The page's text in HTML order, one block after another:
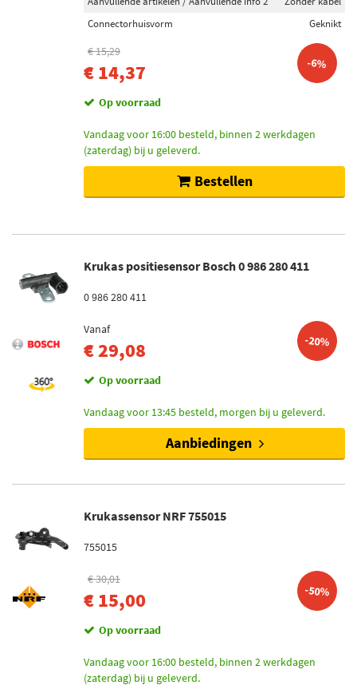
Connectorhuisvorm
Geknikt
€ 15,29
€ 14,37 -6%
Op voorraad
Vandaag voor 16:00 besteld, binnen 2 werkdagen
(zaterdag) bij u geleverd.
Bestellen
Krukas positiesensor Bosch 0 986 280 411
0 986 280 411
Vanaf
€ 29,08 -20%
Op voorraad
Vandaag voor 13:45 besteld, morgen bij u geleverd.
Aanbiedingen
Krukassensor NRF 755015
755015
€ 30,01
€ 15,00 -50%
Op voorraad
Vandaag voor 16:00 besteld, binnen 2 werkdagen
(zaterdag) bij u geleverd.